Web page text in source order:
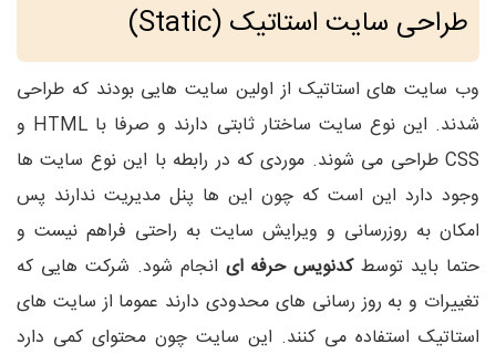
طراحی سایت استاتیک (Static)
وب سایت های استاتیک از اولین سایت هایی بودند که طراحی
شدند. این نوع سایت ساختار ثابتی دارند و صرفا با HTML و
CSS طراحی می شوند. موردی که در رابطه با این نوع سایت ها
وجود دارد این است که چون این ها پنل مدیریت ندارند پس
امکان به روزرسانی و ویرایش سایت به راحتی فراهم نیست و
حتما باید توسطکدنویس حرفه ای انجام شود. شرکت هایی که
تغییرات و به روز رسانی های محدودی دارند عموما از سایت های
استاتیک استفاده می کنند. این سایت چون محتوای کمی دارد